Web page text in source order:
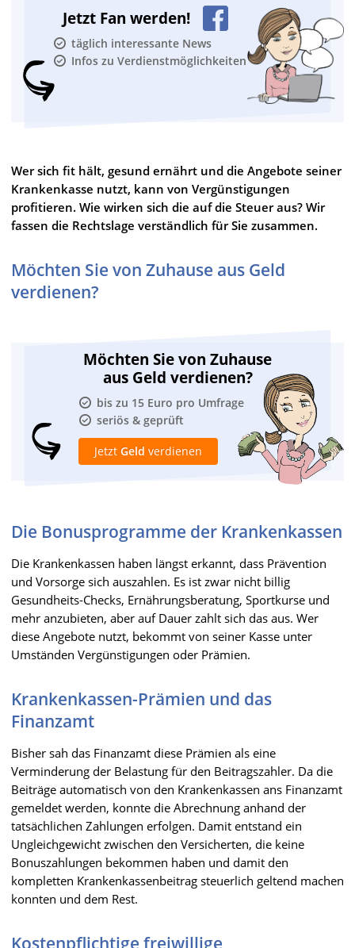
Jetzt Fan werden!
täglich interessante News
Infos zu Verdienstmöglichkeiten
Wer sich fit hält, gesund ernährt und die Angebote seiner
Krankenkasse nutzt, kann von Vergünstigungen
profitieren. Wie wirken sich die auf die Steuer aus? Wir
fassen die Rechtslage verständlich für Sie zusammen.
Möchten Sie von Zuhause aus Geld
verdienen?
Möchten Sie von Zuhause
aus Geld verdienen?
bis zu 15 Euro pro Umfrage
seriös & geprüft
Jetzt Geld verdienen
Die Bonusprogramme der Krankenkassen
Die Krankenkassen haben längst erkannt, dass Prävention
und Vorsorge sich auszahlen. Es ist zwar nicht billig
Gesundheits-Checks, Ernährungsberatung, Sportkurse und
mehr anzubieten, aber auf Dauer zahlt sich das aus. Wer
diese Angebote nutzt, bekommt von seiner Kasse unter
Umständen Vergünstigungen oder Prämien.
Krankenkassen-Prämien und das
Finanzamt
Bisher sah das Finanzamt diese Prämien als eine
Verminderung der Belastung für den Beitragszahler. Da die
Beiträge automatisch von den Krankenkassen ans Finanzamt
gemeldet werden, konnte die Abrechnung anhand der
tatsächlichen Zahlungen erfolgen. Damit entstand ein
Ungleichgewicht zwischen den Versicherten, die keine
Bonuszahlungen bekommen haben und damit den
kompletten Krankenkassenbeitrag steuerlich geltend machen
konnten und dem Rest.
Kostenpflichtige freiwillige